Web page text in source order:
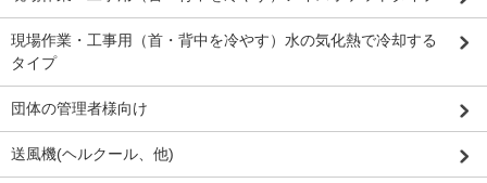
現場作業・工事用（首・背中を冷やす）水の気化熱で冷却する
タイプ
団体の管理者様向け
送風機(ヘルクール、他)